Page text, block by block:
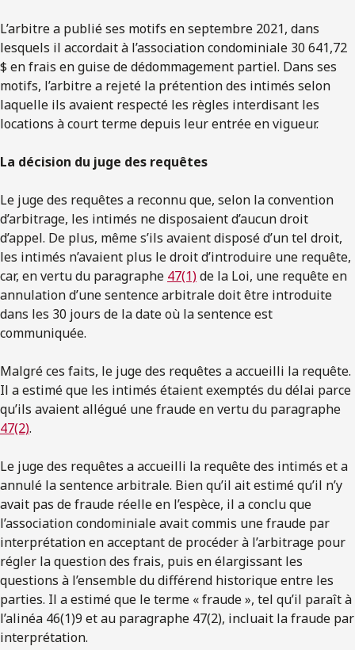
L’arbitre a publié ses motifs en septembre 2021, dans
lesquels il accordait à l’association condominiale 30 641,72
$ en frais en guise de dédommagement partiel. Dans ses
motifs, l’arbitre a rejeté la prétention des intimés selon
laquelle ils avaient respecté les règles interdisant les
locations à court terme depuis leur entrée en vigueur.
La décision du juge des requêtes
Le juge des requêtes a reconnu que, selon la convention
d’arbitrage, les intimés ne disposaient d’aucun droit
d’appel. De plus, même s’ils avaient disposé d’un tel droit,
les intimés n’avaient plus le droit d’introduire une requête,
car, en vertu du paragraphe 47(1)de la Loi, une requête en
annulation d’une sentence arbitrale doit être introduite
dans les 30 jours de la date où la sentence est
communiquée.
Malgré ces faits, le juge des requêtes a accueilli la requête.
Il a estimé que les intimés étaient exemptés du délai parce
qu’ils avaient allégué une fraude en vertu du paragraphe
47(2).
Le juge des requêtes a accueilli la requête des intimés et a
annulé la sentence arbitrale. Bien qu’il ait estimé qu’il n’y
avait pas de fraude réelle en l’espèce, il a conclu que
l’association condominiale avait commis une fraude par
interprétation en acceptant de procéder à l’arbitrage pour
régler la question des frais, puis en élargissant les
questions à l’ensemble du différend historique entre les
parties. Il a estimé que le terme « fraude », tel qu’il paraît à
l’alinéa 46(1)9 et au paragraphe 47(2), incluait la fraude par
interprétation.